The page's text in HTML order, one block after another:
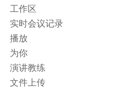
工作区
实时会议记录
播放
为你
演讲教练
文件上传